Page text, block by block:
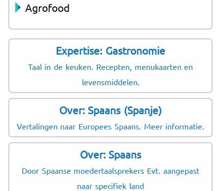
Agrofood
Expertise: Gastronomie
Taal in de keuken. Recepten, menukaarten en
levensmiddelen.
Over: Spaans (Spanje)
Vertalingen naar Europees Spaans. Meer informatie.
Over: Spaans
Door Spaanse moedertaalsprekers Evt. aangepast
naar specifiek land